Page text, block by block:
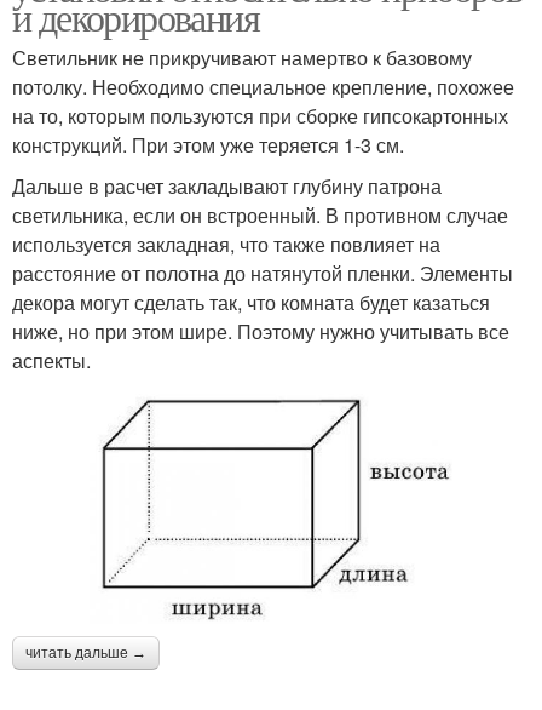
и декорирования
Светильник не прикручивают намертво к базовому
потолку. Необходимо специальное крепление, похожее
на то, которым пользуются при сборке гипсокартонных
конструкций. При этом уже теряется 1-3 см.
Дальше в расчет закладывают глубину патрона
светильника, если он встроенный. В противном случае
используется закладная, что также повлияет на
расстояние от полотна до натянутой пленки. Элементы
декора могут сделать так, что комната будет казаться
ниже, но при этом шире. Поэтому нужно учитывать все
аспекты.
читать дальше →